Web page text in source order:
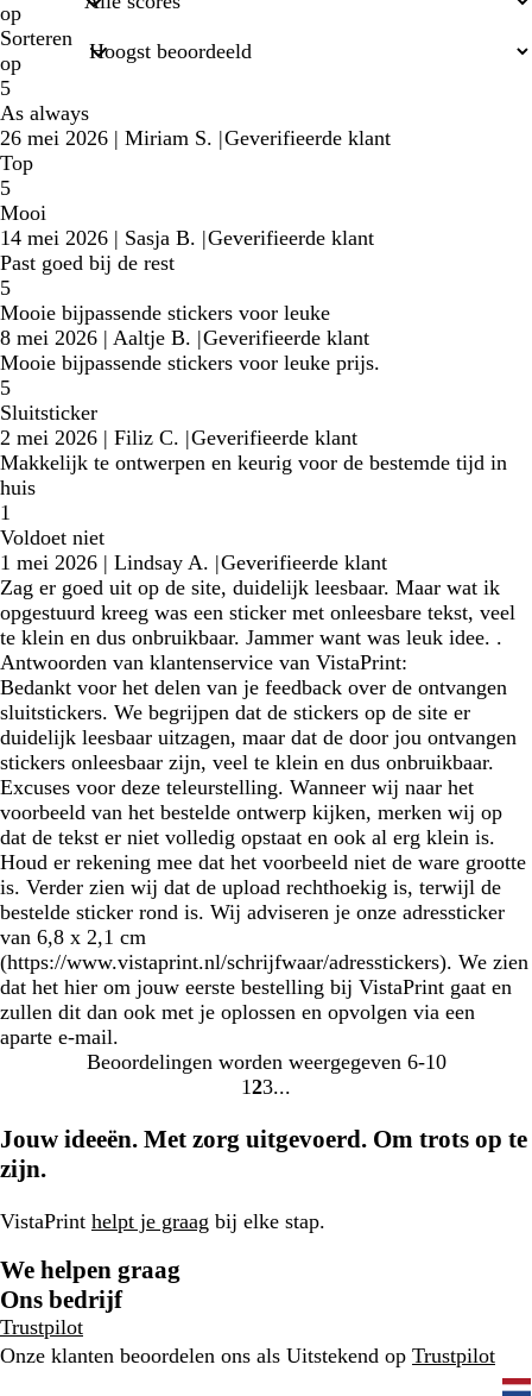
op
Sorteren
op
5
As always
26 mei 2026 | Miriam S. |Geverifieerde klant
Top
5
Mooi
14 mei 2026 | Sasja B. |Geverifieerde klant
Past goed bij de rest
5
Mooie bijpassende stickers voor leuke
8 mei 2026 | Aaltje B. |Geverifieerde klant
Mooie bijpassende stickers voor leuke prijs.
5
Sluitsticker
2 mei 2026 | Filiz C. |Geverifieerde klant
Makkelijk te ontwerpen en keurig voor de bestemde tijd in
huis
1
Voldoet niet
1 mei 2026 | Lindsay A. |Geverifieerde klant
Zag er goed uit op de site, duidelijk leesbaar. Maar wat ik
opgestuurd kreeg was een sticker met onleesbare tekst, veel
te klein en dus onbruikbaar. Jammer want was leuk idee. .
Antwoorden van klantenservice van VistaPrint:
Bedankt voor het delen van je feedback over de ontvangen
sluitstickers. We begrijpen dat de stickers op de site er
duidelijk leesbaar uitzagen, maar dat de door jou ontvangen
stickers onleesbaar zijn, veel te klein en dus onbruikbaar.
Excuses voor deze teleurstelling. Wanneer wij naar het
voorbeeld van het bestelde ontwerp kijken, merken wij op
dat de tekst er niet volledig opstaat en ook al erg klein is.
Houd er rekening mee dat het voorbeeld niet de ware grootte
is. Verder zien wij dat de upload rechthoekig is, terwijl de
bestelde sticker rond is. Wij adviseren je onze adressticker
van 6,8 x 2,1 cm
(https://www.vistaprint.nl/schrijfwaar/adresstickers). We zien
dat het hier om jouw eerste bestelling bij VistaPrint gaat en
zullen dit dan ook met je oplossen en opvolgen via een
aparte e-mail.
Beoordelingen worden weergegeven 6-10
ga
pagina
1 ga
pagina
2ga
pagina
3
Jouw ideeën. Met zorg uitgevoerd. Om trots op te
zijn.
VistaPrint helpt je graag bij elke stap.
We helpen graag
Ons bedrijf
Trustpilot
Onze klanten beoordelen ons als Uitstekend op Trustpilot